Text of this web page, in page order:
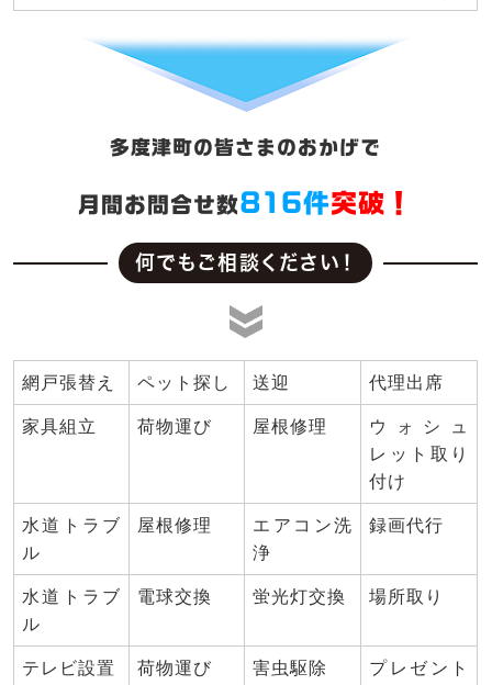
多度津町の皆さまのおかげで
月間お問合せ数816件突破！
何でもご相談ください！
網戸張替え ペット探し 送迎 代理出席
家具組立 荷物運び 屋根修理
ウォシュ
レット取り
付け
水道トラブ
ル
屋根修理
エアコン洗
浄
録画代行
水道トラブ
ル
電球交換 蛍光灯交換 場所取り
テレビ設置 荷物運び 害虫駆除
プレゼント